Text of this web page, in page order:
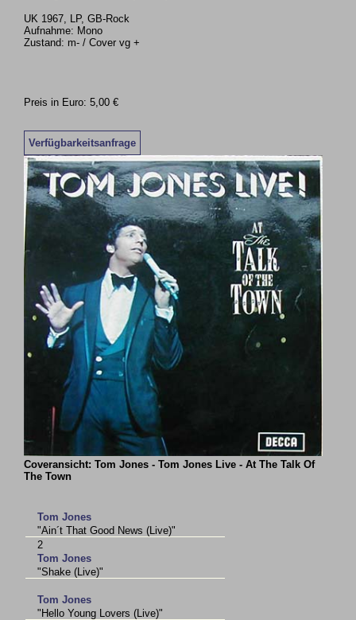
UK 1967, LP, GB-Rock
Aufnahme: Mono
Zustand: m- / Cover vg +
Preis in Euro: 5,00 €
Verfügbarkeitsanfrage
Coveransicht: Tom Jones - Tom Jones Live - At The Talk Of
The Town
Tom Jones
"Ain´t That Good News (Live)"
2
Tom Jones
"Shake (Live)"
Tom Jones
"Hello Young Lovers (Live)"